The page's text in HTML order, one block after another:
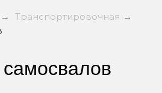
→ Транспортировочная →